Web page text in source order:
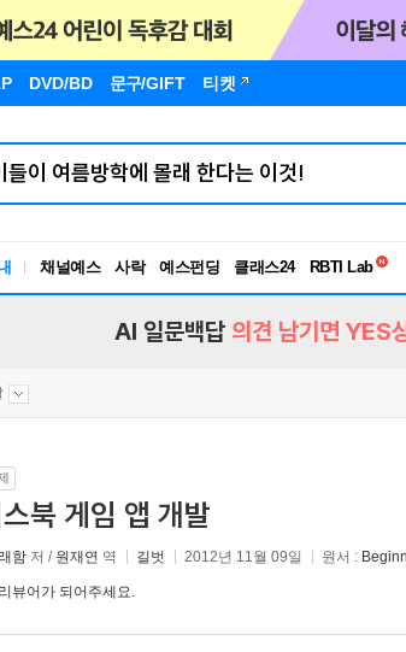
DVD/BD 문구/GIFT 티켓
채널예스 사락 예스펀딩 클래스24
독서유형검사
AI 일문백답 의견 남기면 YES
북 게임 앱 개발
함 저 / 원재연 역 길벗 2012년 11월 09일 원서 :
뷰어가 되어주세요.